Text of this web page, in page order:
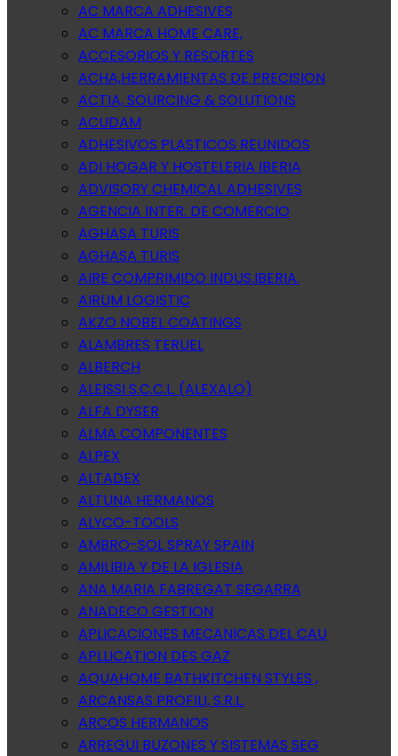
AC MARCA ADHESIVES
AC MARCA HOME CARE,
ACCESORIOS Y RESORTES
ACHA,HERRAMIENTAS DE PRECISION
ACTIA, SOURCING & SOLUTIONS
ACUDAM
ADHESIVOS PLASTICOS REUNIDOS
ADI HOGAR Y HOSTELERIA IBERIA
ADVISORY CHEMICAL ADHESIVES
AGENCIA INTER. DE COMERCIO
AGHASA TURIS
AGHASA TURIS
AIRE COMPRIMIDO INDUS.IBERIA.
AIRUM LOGISTIC
AKZO NOBEL COATINGS
ALAMBRES TERUEL
ALBERCH
ALEISSI S.C.C.L. (ALEXALO)
ALFA DYSER
ALMA COMPONENTES
ALPEX
ALTADEX
ALTUNA HERMANOS
ALYCO-TOOLS
AMBRO-SOL SPRAY SPAIN
AMILIBIA Y DE LA IGLESIA
ANA MARIA FABREGAT SEGARRA
ANADECO GESTION
APLICACIONES MECANICAS DEL CAU
APLLICATION DES GAZ
AQUAHOME BATHKITCHEN STYLES ,
ARCANSAS PROFILI, S.R.L.
ARCOS HERMANOS
ARREGUI BUZONES Y SISTEMAS SEG